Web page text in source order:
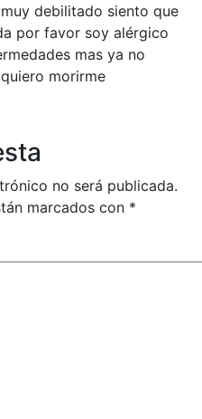
debilitado siento que
por favor soy alérgico
mas ya no
morirme
no será publicada.
marcados con *